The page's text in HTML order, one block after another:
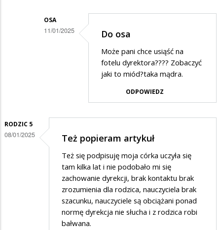
Pytanie
OSA
11/01/2025
odpowiedzi
na
Dokładnie
powinni
zrobić…
Do osa
Może pani chce usiąść na
fotelu dyrektora???? Zobaczyć
jaki to miód?taka mądra.
ODPOWIEDZ
RODZIC 5
08/01/2025 Też popieram artykuł
Też się podpisuję moja córka uczyła się
tam kilka lat i nie podobało mi się
zachowanie dyrekcji, brak kontaktu brak
zrozumienia dla rodzica, nauczyciela brak
szacunku, nauczyciele są obciążani ponad
normę dyrekcja nie słucha i z rodzica robi
bałwana.